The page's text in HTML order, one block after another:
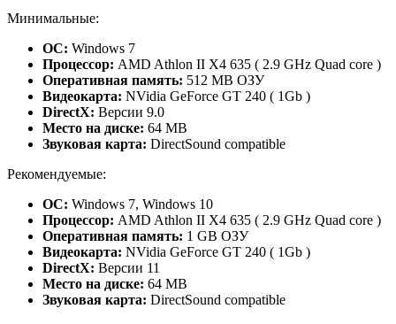
Минимальные:
ОС: Windows 7
Процессор: AMD Athlon II X4 635 ( 2.9 GHz Quad core )
Оперативная память: 512 MB ОЗУ
Видеокарта: NVidia GeForce GT 240 ( 1Gb )
DirectX: Версии 9.0
Место на диске: 64 MB
Звуковая карта: DirectSound compatible
Рекомендуемые:
ОС: Windows 7, Windows 10
Процессор: AMD Athlon II X4 635 ( 2.9 GHz Quad core )
Оперативная память: 1 GB ОЗУ
Видеокарта: NVidia GeForce GT 240 ( 1Gb )
DirectX: Версии 11
Место на диске: 64 MB
Звуковая карта: DirectSound compatible